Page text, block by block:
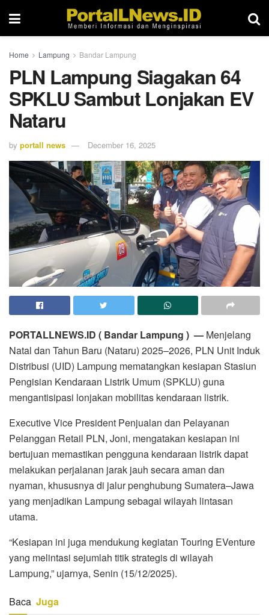
Home Lampung Bandar Lampung
PLN Lampung Siagakan 64
SPKLU Sambut Lonjakan EV
Nataru
by portall news December 16, 2025
PORTALLNEWS.ID ( Bandar Lampung ) — Menjelang
Natal dan Tahun Baru (Nataru) 2025–2026, PLN Unit Induk
Distribusi (UID) Lampung mematangkan kesiapan Stasiun
Pengisian Kendaraan Listrik Umum (SPKLU) guna
mengantisipasi lonjakan mobilitas kendaraan listrik.
Executive Vice President Penjualan dan Pelayanan
Pelanggan Retail PLN, Joni, mengatakan kesiapan ini
bertujuan memastikan pengguna kendaraan listrik dapat
melakukan perjalanan jarak jauh secara aman dan
nyaman, khususnya di jalur penghubung Sumatera–Jawa
yang menjadikan Lampung sebagai wilayah lintasan
utama.
“Kesiapan ini juga mendukung kegiatan Touring EVenture
yang melintasi sejumlah titik strategis di wilayah
Lampung,” ujarnya, Senin (15/12/2025).
Baca Juga